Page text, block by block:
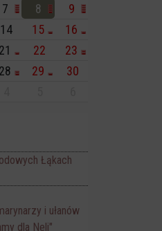
7 8
9
14 15
16
21 22
23
28 29
30
Łąkach
i ułanów
dla Neli"